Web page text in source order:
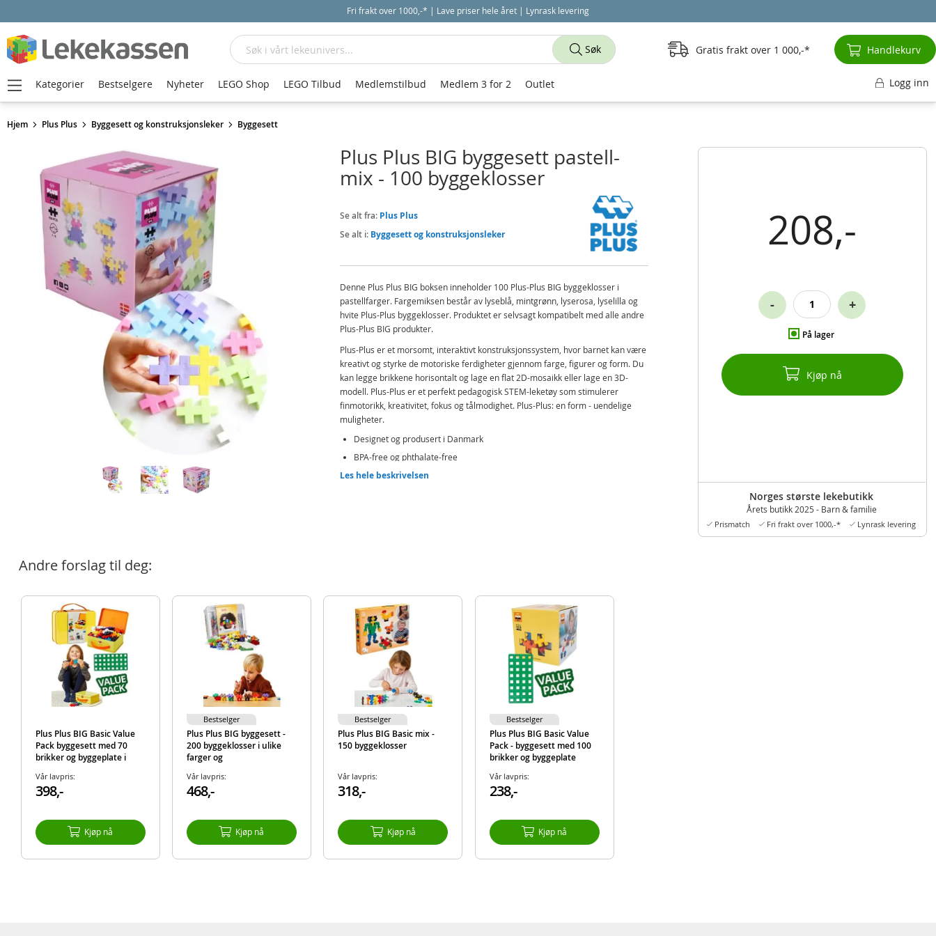
Fri frakt over 1000,-* | Lave priser hele året | Lynrask levering
Hjem Plus Plus Byggesett og konstruksjonsleker Byggesett
208,-
På lager
- +
Kjøp nå
Norges største lekebutikk
Årets butikk 2025 - Barn & familie
Prismatch Fri frakt over 1000,-* Lynrask levering
Plus Plus BIG byggesett pastell-
mix - 100 byggeklosser
Se alt fra: Plus Plus
Se alt i: Byggesett og konstruksjonsleker
Denne Plus Plus BIG boksen inneholder 100 Plus-Plus BIG byggeklosser i
pastellfarger. Fargemiksen består av lyseblå, mintgrønn, lyserosa, lyselilla og
hvite Plus-Plus byggeklosser. Produktet er selvsagt kompatibelt med alle andre
Plus-Plus BIG produkter.
Plus-Plus er et morsomt, interaktivt konstruksjonssystem, hvor barnet kan være
kreativt og styrke de motoriske ferdigheter gjennom farge, figurer og form. Du
kan legge brikkene horisontalt og lage en flat 2D-mosaikk eller lage en 3D-
modell. Plus-Plus er et perfekt pedagogisk STEM-leketøy som stimulerer
finmotorikk, kreativitet, fokus og tålmodighet. Plus-Plus: en form - uendelige
muligheter.
Designet og produsert i Danmark
BPA-free og phthalate-free
Inneholder:
5710409201070
Merke
Les hele beskrivelsen
Andre forslag til deg:
Plus Plus BIG Basic Value
Pack byggesett med 70
brikker og byggeplate i
Vår lavpris:
398,-
Kjøp nå
Plus Plus BIG byggesett -
200 byggeklosser i ulike
farger og
Vår lavpris:
468,-
Kjøp nå
Bestselger
Plus Plus BIG Basic mix -
150 byggeklosser
Vår lavpris:
318,-
Kjøp nå
Bestselger
Plus Plus BIG Basic Value
Pack - byggesett med 100
brikker og byggeplate
Vår lavpris:
238,-
Kjøp nå
Bestselger
Søk
Søk Gratis frakt over 1 000,- Handlekurv
Kategorier Bestselgere Nyheter LEGO Shop LEGO Tilbud Medlemstilbud Medlem 3 for 2 Outlet Logg inn